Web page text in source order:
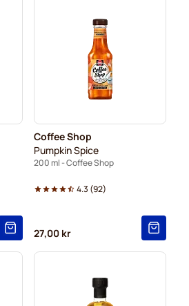
Coffee Shop
Pumpkin Spice
200 ml - Coffee Shop
4.3 (92)
27,00 kr